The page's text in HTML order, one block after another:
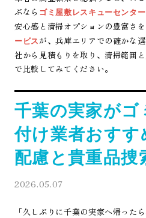
ぶなら ゴミ屋敷レスキューセンタ
安心感と清掃オプションの豊富さ
ービス が、兵庫エリアでの確かな
社から見積もりを取り、清掃範囲
で比較してみてください。
千葉の実家がゴ
付け業者おすす
配慮と貴重品捜
2026.05.07
「久しぶりに千葉の実家へ帰った